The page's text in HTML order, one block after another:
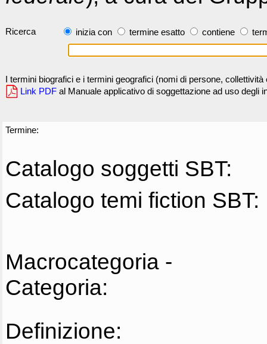
Ricerca inizia con termine esatto contiene
I termini biografici e i termini geografici (nomi di persone,
Link PDF al Manuale applicativo di soggettazione ad uso degli
Termine:
Catalogo soggetti SBT:
Catalogo temi fiction SBT:
Macrocategoria -
Categoria:
Definizione: